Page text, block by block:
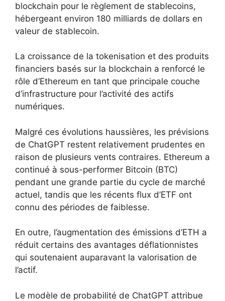
blockchain pour le règlement de stablecoins,
hébergeant environ 180 milliards de dollars en
valeur de stablecoin.
La croissance de la tokenisation et des produits
financiers basés sur la blockchain a renforcé le
rôle d’Ethereum en tant que principale couche
d’infrastructure pour l’activité des actifs
numériques.
Malgré ces évolutions haussières, les prévisions
de ChatGPT restent relativement prudentes en
raison de plusieurs vents contraires. Ethereum a
continué à sous-performer Bitcoin (BTC)
pendant une grande partie du cycle de marché
actuel, tandis que les récents flux d’ETF ont
connu des périodes de faiblesse.
En outre, l’augmentation des émissions d’ETH a
réduit certains des avantages déflationnistes
qui soutenaient auparavant la valorisation de
l’actif.
Le modèle de probabilité de ChatGPT attribue